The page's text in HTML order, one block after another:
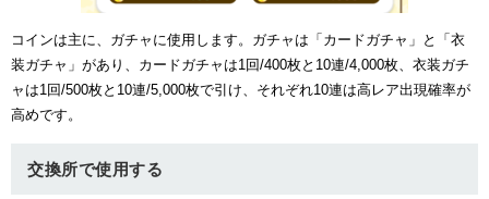
コインは主に、ガチャに使用します。ガチャは「カードガチャ」と「衣
装ガチャ」があり、カードガチャは1回/400枚と10連/4,000枚、衣装ガチ
ャは1回/500枚と10連/5,000枚で引け、それぞれ10連は高レア出現確率が
高めです。
交換所で使用する